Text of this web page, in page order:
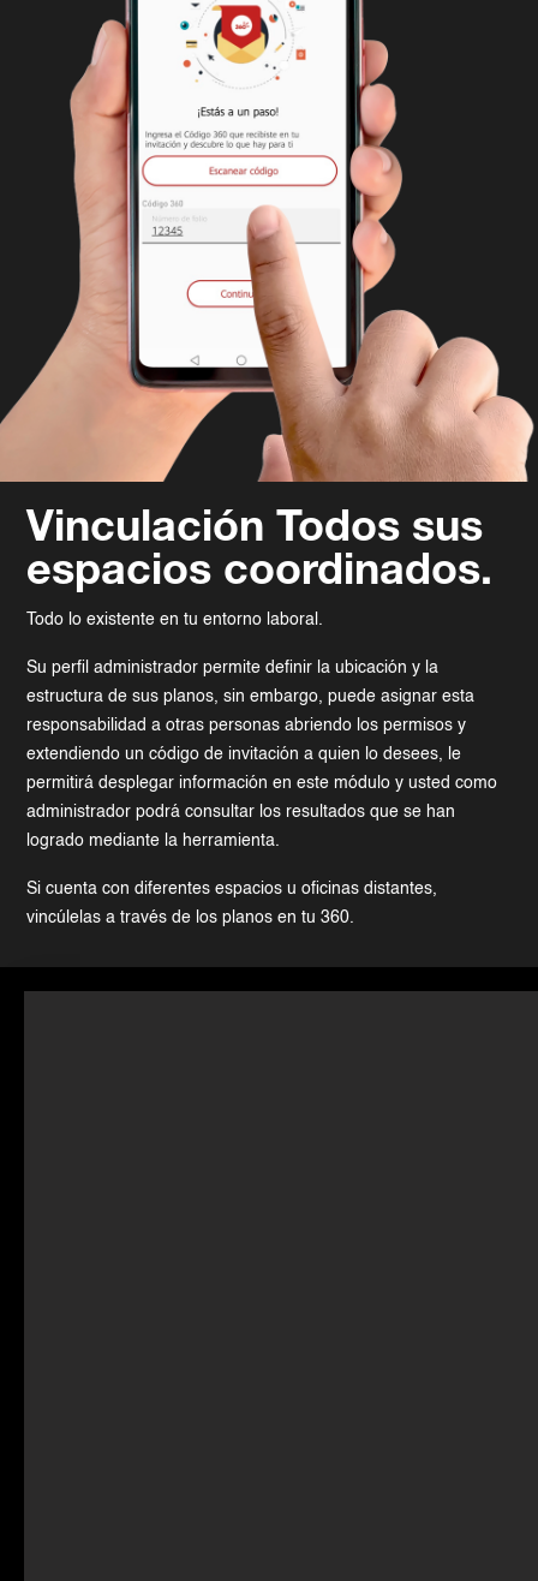
Vinculación Todos sus
espacios coordinados.
Todo lo existente en tu entorno laboral.
Su perfil administrador permite definir la ubicación y la
estructura de sus planos, sin embargo, puede asignar esta
responsabilidad a otras personas abriendo los permisos y
extendiendo un código de invitación a quien lo desees, le
permitirá desplegar información en este módulo y usted como
administrador podrá consultar los resultados que se han
logrado mediante la herramienta.
Si cuenta con diferentes espacios u oficinas distantes,
vincúlelas a través de los planos en tu 360.